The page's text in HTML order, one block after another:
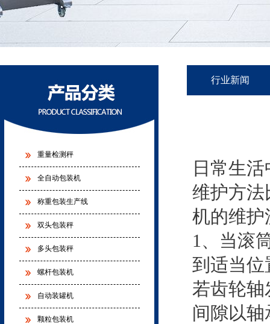
重量检测秤
全自动包装机
称重包装生产线
双头包装秤
多头包装秤
螺杆包装机
自动装罐机
颗粒包装机
行业新闻
日常生
维护方法
机的维护
1、当滚
到适当位
若齿轮轴
间隙以